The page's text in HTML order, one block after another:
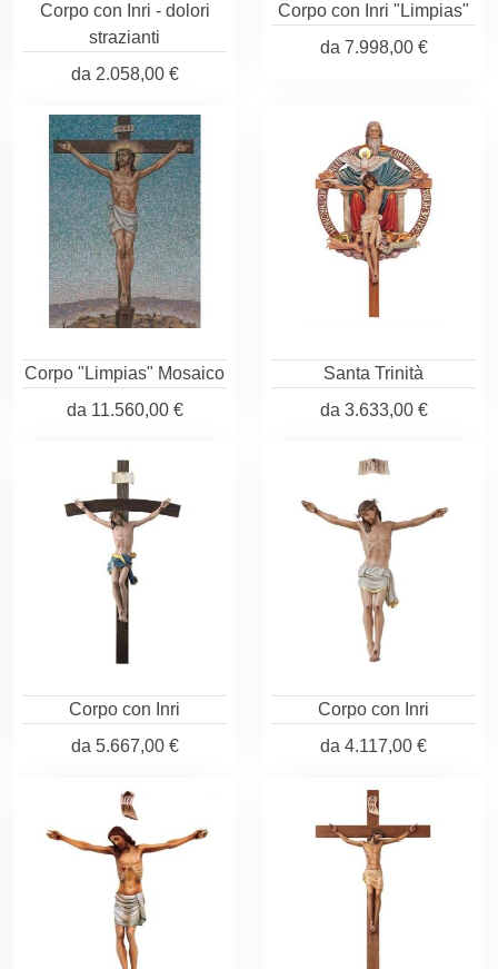
Corpo con Inri - dolori
strazianti
da 2.058,00 €
Corpo con Inri "Limpias"
da 7.998,00 €
Corpo "Limpias" Mosaico
da 11.560,00 €
Santa Trinità
da 3.633,00 €
Corpo con Inri
da 5.667,00 €
Corpo con Inri
da 4.117,00 €